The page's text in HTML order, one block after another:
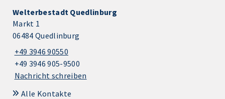
Welterbestadt Quedlinburg
Markt 1
06484 Quedlinburg
+49 3946 90550
+49 3946 905-9500
Nachricht schreiben
Alle Kontakte